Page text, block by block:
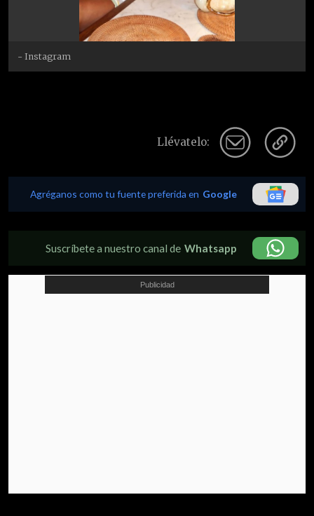
- Instagram
Llévatelo:
Agréganos como tu fuente preferida en Google
Suscríbete a nuestro canal de Whatsapp